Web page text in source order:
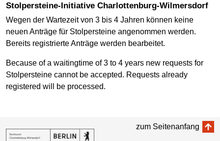
Stolpersteine-Initiative Charlottenburg-Wilmersdorf
Wegen der Wartezeit von 3 bis 4 Jahren können keine
neuen Anträge für Stolpersteine angenommen werden.
Bereits registrierte Anträge werden bearbeitet.
Because of a waitingtime of 3 to 4 years new requests for
Stolpersteine cannot be accepted. Requests already
registered will be processed.
zum Seitenanfang